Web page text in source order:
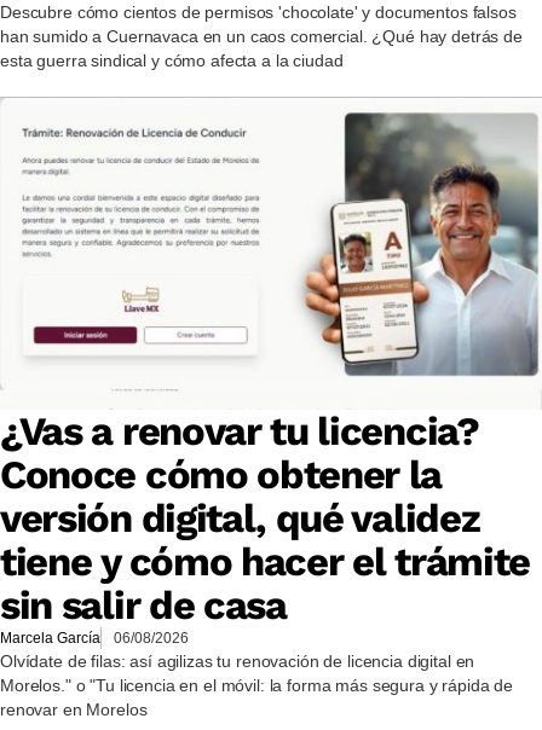
Descubre cómo cientos de permisos 'chocolate' y documentos falsos
han sumido a Cuernavaca en un caos comercial. ¿Qué hay detrás de
esta guerra sindical y cómo afecta a la ciudad
¿Vas a renovar tu licencia?
Conoce cómo obtener la
versión digital, qué validez
tiene y cómo hacer el trámite
sin salir de casa
Marcela García 06/08/2026
Olvídate de filas: así agilizas tu renovación de licencia digital en
Morelos." o "Tu licencia en el móvil: la forma más segura y rápida de
renovar en Morelos